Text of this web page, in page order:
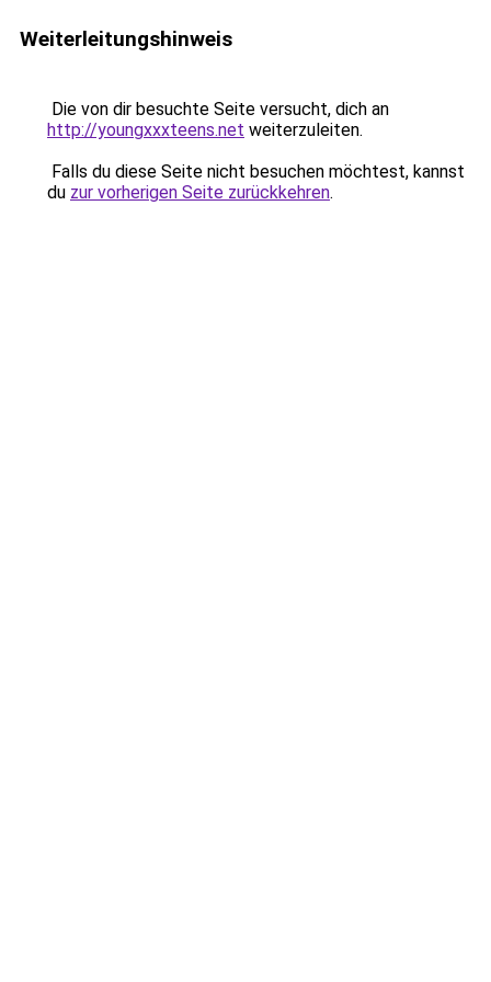
Weiterleitungshinweis
Die von dir besuchte Seite versucht, dich an
http://youngxxxteens.net weiterzuleiten.
Falls du diese Seite nicht besuchen möchtest, kannst
du zur vorherigen Seite zurückkehren.